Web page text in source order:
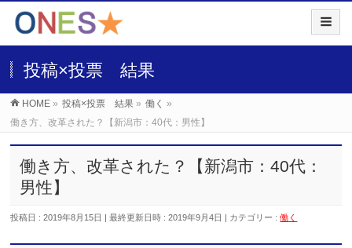
投稿×投票 結果
HOME » 投稿×投票 結果 » 働く »
働き方、改革された？【新潟市：40代：男性】
働き方、改革された？【新潟市：40代：
男性】
投稿日 : 2019年8月15日 最終更新日時 : 2019年9月4日 カテゴリー :働く